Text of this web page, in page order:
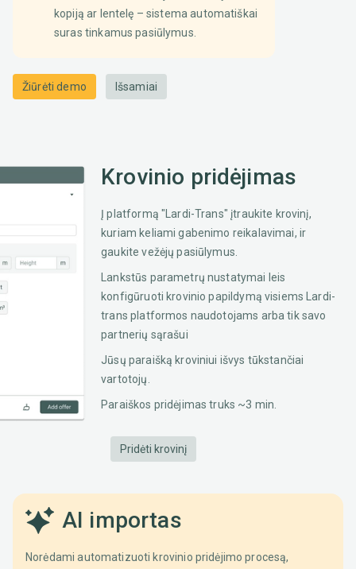
kopiją ar lentelę – sistema automatiškai
suras tinkamus pasiūlymus.
Žiūrėti demo Išsamiai
Krovinio pridėjimas
Į platformą "Lardi-Trans" įtraukite krovinį,
kuriam keliami gabenimo reikalavimai, ir
gaukite vežėjų pasiūlymus.
Lankstūs parametrų nustatymai leis
konfigūruoti krovinio papildymą visiems Lardi-
trans platformos naudotojams arba tik savo
partnerių sąrašui
Jūsų paraišką kroviniui išvys tūkstančiai
vartotojų.
Paraiškos pridėjimas truks ~3 min.
Pridėti krovinį
AI importas
Norėdami automatizuoti krovinio pridėjimo procesą,